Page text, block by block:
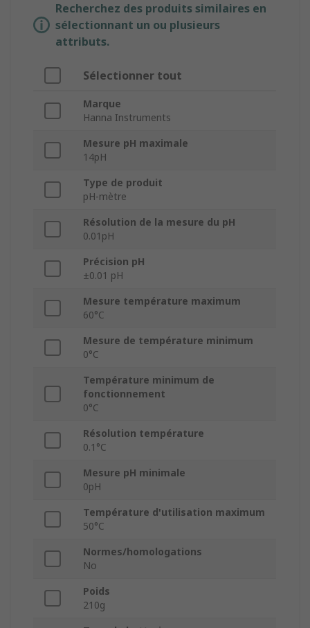
Recherchez des produits similaires en
sélectionnant un ou plusieurs
attributs.
Sélectionner tout
Marque
Hanna Instruments
Mesure pH maximale
14pH
Type de produit
pH-mètre
Résolution de la mesure du pH
0.01pH
Précision pH
±0.01 pH
Mesure température maximum
60°C
Mesure de température minimum
0°C
Température minimum de
fonctionnement
0°C
Résolution température
0.1°C
Mesure pH minimale
0pH
Température d'utilisation maximum
50°C
Normes/homologations
No
Poids
210g